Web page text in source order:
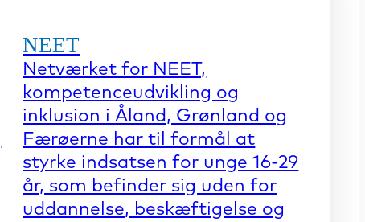
NEET
Netværket for NEET,
kompetenceudvikling og
inklusion i Åland, Grønland og
Færøerne har til formål at
styrke indsatsen for unge 16-29
år, som befinder sig uden for
uddannelse, beskæftigelse og